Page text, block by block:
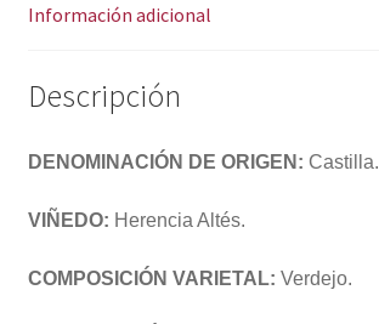
Información adicional
Descripción
DENOMINACIÓN DE ORIGEN: Castilla.
VIÑEDO: Herencia Altés.
COMPOSICIÓN VARIETAL: Verdejo.